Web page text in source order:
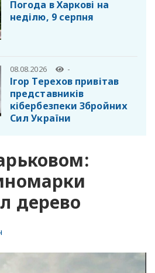
Погода в Харкові на
неділю, 9 серпня
08.08.2026 -
Ігор Терехов привітав
представників
кібербезпеки Збройних
Сил України
дерево